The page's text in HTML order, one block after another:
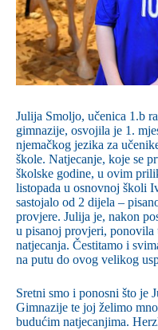
Julija Smoljo, učenica 1.b
gimnazije, osvojila je 1.
njemačkog jezika za
škole. Natjecanje, koje se
školske godine, u ovim
listopada u osnovnoj školi
sastojalo od 2 dijela –
provjere. Julija je, nakon
u pisanoj provjeri, ponovila
natjecanja. Čestitamo i
na putu do ovog velikog
Sretni smo i ponosni što je
Gimnazije te joj želimo
budućim natjecanjima.